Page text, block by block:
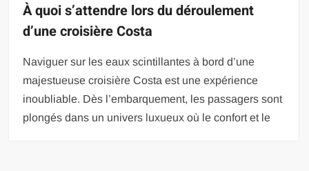
À quoi s’attendre lors du déroulement
d’une croisière Costa
Naviguer sur les eaux scintillantes à bord d’une
majestueuse croisière Costa est une expérience
inoubliable. Dès l’embarquement, les passagers sont
plongés dans un univers luxueux où le confort et le